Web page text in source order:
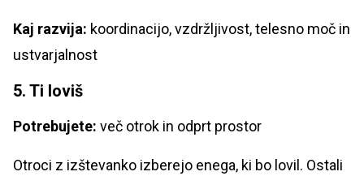
Kaj razvija: koordinacijo, vzdržljivost, telesno moč in
ustvarjalnost
5. Ti loviš
Potrebujete: več otrok in odprt prostor
Otroci z izštevanko izberejo enega, ki bo lovil. Ostali